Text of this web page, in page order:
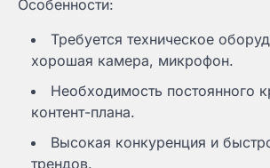
Особенности:
Требуется техническое
хорошая камера, микрофон.
Необходимость постоянного
контент-плана.
Высокая конкуренция и
трендов.